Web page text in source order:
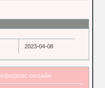
2023-04-08
онлайн